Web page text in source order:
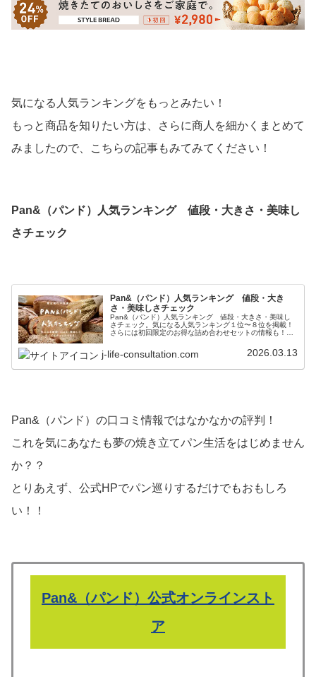
気になる人気ランキングをもっとみたい！
もっと商品を知りたい方は、さらに商人を細かくまとめて
みましたので、こちらの記事もみてみてください！
Pan&（パンド）人気ランキング 値段・大きさ・美味し
さチェック
Pan&（パンド）人気ランキング 値段・大き
さ・美味しさチェック
Pan&（パンド）人気ランキング 値段・大きさ・美味し
さチェック。気になる人気ランキング１位〜８位を掲載！
さらには初回限定のお得な詰め合わせセットの情報も！？
j-life-consultation.com 2026.03.13
Pan&（パンド）の口コミ情報ではなかなかの評判！
これを気にあなたも夢の焼き立てパン生活をはじめません
か？？
とりあえず、公式HPでパン巡りするだけでもおもしろ
い！！
Pan&（パンド）公式オンラインスト
ア